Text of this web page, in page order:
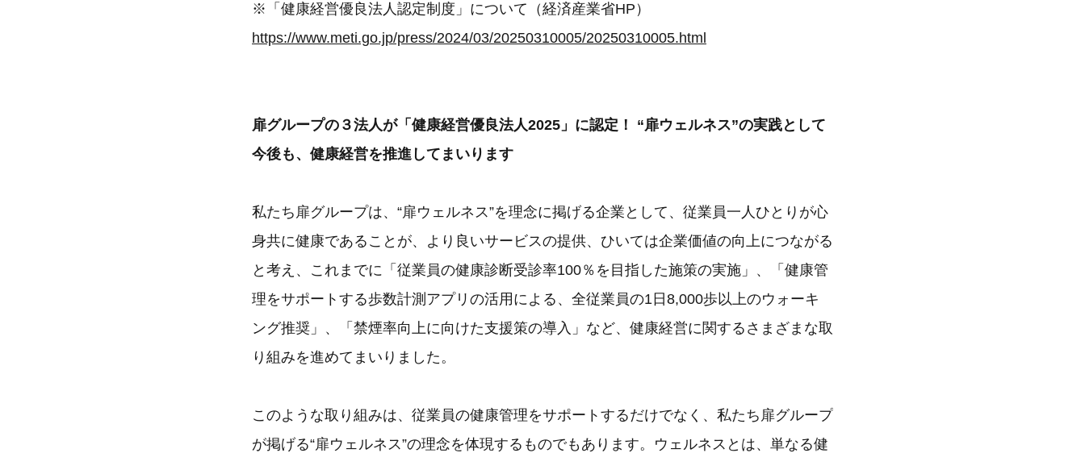
※「健康経営優良法人認定制度」について（経済産業省HP）
https://www.meti.go.jp/press/2024/03/20250310005/20250310005.html
扉グループの３法人が「健康経営優良法人2025」に認定！ “扉ウェルネス”の実践として
今後も、健康経営を推進してまいります
私たち扉グループは、“扉ウェルネス”を理念に掲げる企業として、従業員一人ひとりが心
身共に健康であることが、より良いサービスの提供、ひいては企業価値の向上につながる
と考え、これまでに「従業員の健康診断受診率100％を目指した施策の実施」、「健康管
理をサポートする歩数計測アプリの活用による、全従業員の1日8,000歩以上のウォーキ
ング推奨」、「禁煙率向上に向けた支援策の導入」など、健康経営に関するさまざまな取
り組みを進めてまいりました。
このような取り組みは、従業員の健康管理をサポートするだけでなく、私たち扉グループ
が掲げる“扉ウェルネス”の理念を体現するものでもあります。ウェルネスとは、単なる健